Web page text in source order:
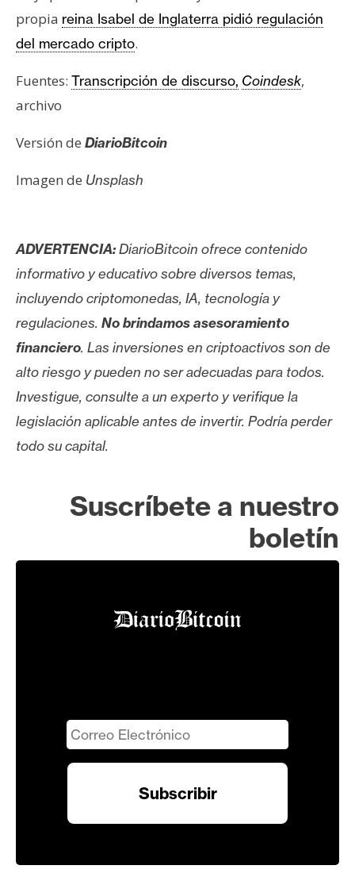
propia reina Isabel de Inglaterra pidió regulación
del mercado cripto.
Fuentes: Transcripción de discurso, Coindesk,
archivo
Versión de DiarioBitcoin
Imagen de Unsplash
ADVERTENCIA:DiarioBitcoin ofrece contenido
informativo y educativo sobre diversos temas,
incluyendo criptomonedas, IA, tecnología y
regulaciones. No brindamos asesoramiento
financiero. Las inversiones en criptoactivos son de
alto riesgo y pueden no ser adecuadas para todos.
Investigue, consulte a un experto y verifique la
legislación aplicable antes de invertir. Podría perder
todo su capital.
Suscríbete a nuestro
boletín